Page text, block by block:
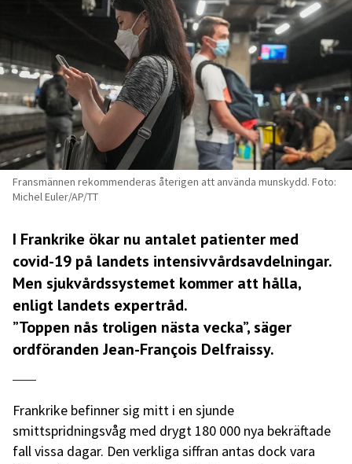
Fransmännen rekommenderas återigen att använda munskydd. Foto:
Michel Euler/AP/TT
I Frankrike ökar nu antalet patienter med
covid-19 på landets intensivvårdsavdelningar.
Men sjukvårdssystemet kommer att hålla,
enligt landets expertråd.
”Toppen nås troligen nästa vecka”, säger
ordföranden Jean-François Delfraissy.
Frankrike befinner sig mitt i en sjunde
smittspridningsvåg med drygt 180 000 nya bekräftade
fall vissa dagar. Den verkliga siffran antas dock vara